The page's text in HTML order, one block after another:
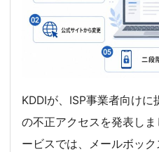
KDDIが、ISP事業者向け
の不正アクセスを発表し
ービスでは、メールボッ